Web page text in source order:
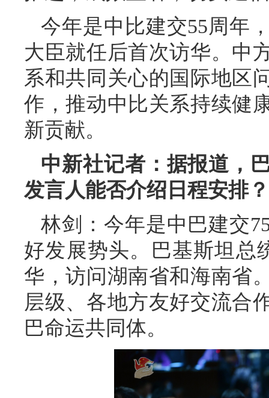
今年是中比建交55周年
大臣就任后首次访华。中
系和共同关心的国际地区
作，推动中比关系持续健
新贡献。
中新社记者：据报道，
发言人能否介绍日程安排？
林剑：今年是中巴建交
好发展势头。巴基斯坦总
华，访问湖南省和海南省
层级、各地方友好交流合
巴命运共同体。